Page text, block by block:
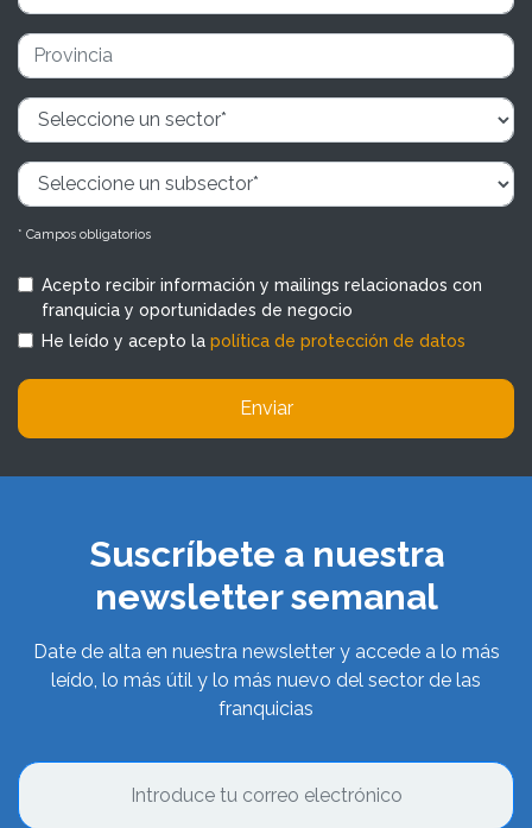
* Campos obligatorios
Acepto recibir información y mailings relacionados con
franquicia y oportunidades de negocio
He leído y acepto la política de protección de datos
Enviar
Suscríbete a nuestra
newsletter semanal
Date de alta en nuestra newsletter y accede a lo más
leído, lo más útil y lo más nuevo del sector de las
franquicias